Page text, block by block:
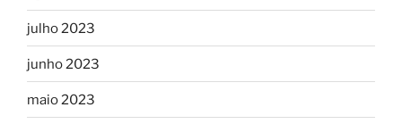
julho 2023
junho 2023
maio 2023